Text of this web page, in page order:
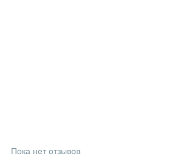
Пока нет отзывов